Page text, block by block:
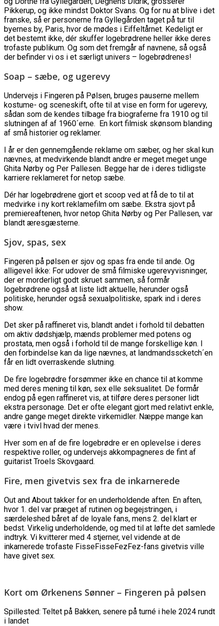
Pikkerup, og ikke mindst Doktor Svans. Og for nu at blive i det
franske, så er personerne fra Gyllegården taget på tur til
byernes by, Paris, hvor de mødes i Eiffeltårnet. Kedeligt er
det bestemt ikke, dér skuffer logebrødrene heller ikke deres
trofaste publikum. Og som det fremgår af navnene, så også
der befinder vi os i et særligt univers – logebrødrenes!
Soap – sæbe, og ugerevy
Undervejs i Fingeren på Pølsen, bruges pauserne mellem
kostume- og sceneskift, ofte til at vise en form for ugerevy,
sådan som de kendes tilbage fra biograferne fra 1910 og til
slutningen af af 1960´erne. En kort filmisk skønsom blanding
af små historier og reklamer.
I år er den gennemgående reklame om sæber, og her skal kun
nævnes, at medvirkende blandt andre er meget meget unge
Ghita Nørby og Per Pallesen. Begge har de i deres tidligste
karriere reklameret for netop sæbe.
Dér har logebrødrene gjort et scoop ved at få de to til at
medvirke i ny kort reklamefilm om sæbe. Ekstra sjovt på
premiereaftenen, hvor netop Ghita Nørby og Per Pallesen, var
blandt æresgæsterne.
Sjov, spas, sex
Fingeren på pølsen er sjov og spas fra ende til ande. Og
alligevel ikke: For udover de små filmiske ugerevyvisninger,
der er morderligt godt skruet sammen, så formår
logebrødrene også at liste lidt aktuelle, herunder også
politiske, herunder også sexualpolitiske, spark ind i deres
show.
Det sker på raffineret vis, blandt andet i forhold til debatten
om aktiv dødshjælp, mænds problemer med potens og
prostata, men også i forhold til de mange forskellige køn. I
den forbindelse kan da lige nævnes, at landmandsscketch´en
får en lidt overraskende slutning.
De fire logebrødre forsømmer ikke en chance til at komme
med deres mening til køn, sex elle seksualitet. De formår
endog på egen raffineret vis, at tilføre deres personer lidt
ekstra personage. Det er ofte elegant gjort med relativt enkle,
andre gange meget direkte virkemidler. Næppe mange kan
være i tvivl hvad der menes.
Hver som en af de fire logebrødre er en oplevelse i deres
respektive roller, og undervejs akkompagneres de fint af
guitarist Troels Skovgaard.
Fire, men givetvis sex fra de inkarnerede
Out and About takker for en underholdende aften. En aften,
hvor 1. del var præget af rutinen og begejstringen, i
særdeleshed båret af de loyale fans, mens 2. del klart er
bedst. Virkelig underholdende, og med til at løfte det samlede
indtryk. Vi kvitterer med 4 stjerner, vel vidende at de
inkarnerede trofaste FisseFisseFezFez-fans givetvis ville
have givet sex.
Kort om Ørkenens Sønner – Fingeren på pølsen
Spillested: Teltet på Bakken, senere på turné i hele 2024 rundt
i landet